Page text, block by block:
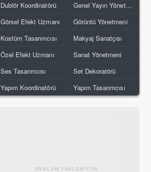
Dublör Koordinatörü
Genel Yayın Yönetmeni
Görsel Efekt Uzmanı
Görüntü Yönetmeni
Kostüm Tasarımcısı
Makyaj Sanatçısı
Özel Efekt Uzmanı
Sanat Yönetmeni
Ses Tasarımcısı
Set Dekoratörü
Yapım Koordinatörü
Yapım Tasarımcısı
REKLAM YÜKLENİYOR